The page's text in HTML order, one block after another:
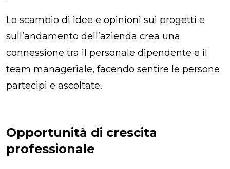
Lo scambio di idee e opinioni sui progetti e
sull’andamento dell’azienda crea una
connessione tra il personale dipendente e il
team manageriale, facendo sentire le persone
partecipi e ascoltate.
Opportunità di crescita
professionale